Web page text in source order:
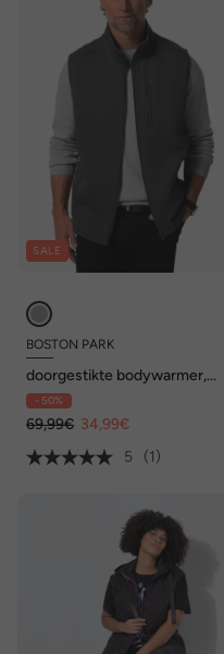
SALE
BOSTON PARK
doorgestikte bodywarmer,
opstaande kraag, tot 52/54 /
84/86
- 50%
69,99€ 34,99€
5
(1)